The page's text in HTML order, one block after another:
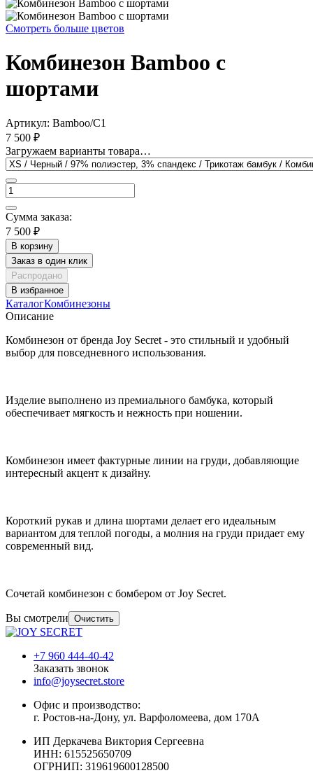
Смотреть больше цветов
Комбинезон Bamboo с
шортами
Артикул: Bamboo/С1
7 500 ₽
Загружаем варианты товара…
Сумма заказа:
7 500 ₽
В корзину
Заказ в один клик
Распродано
В избранное
КаталогКомбинезоны
Описание
Комбинезон от бренда Joy Secret - это стильный и удобный
выбор для повседневного использования.
Изделие выполнено из премиального бамбука, который
обеспечивает мягкость и нежность при ношении.
Комбинезон имеет фактурные линии на груди, добавляющие
интересный акцент к дизайну.
Короткий рукав и длина шортами делает его идеальным
вариантом для теплой погоды, а молния на груди придает ему
современный вид.
Сочетай комбинезон с бомбером от Joy Secret.
Вы смотрели Очистить
+7 960 444-40-42
Заказать звонок
info@joysecret.store
Офис и производство:
г. Ростов-на-Дону, ул. Варфоломеева, дом 170А
ИП Деркачева Виктория Сергеевна
ИНН: 615525650709
ОГРНИП: 319619600128500